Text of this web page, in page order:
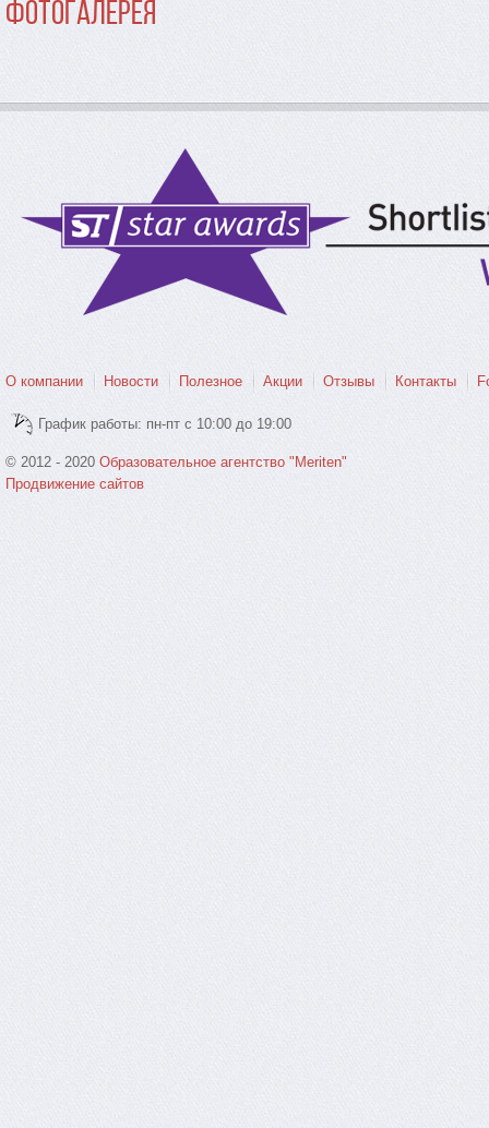
Фотогалерея
О компании Новости Полезное Акции Отзывы Контакты
График работы: пн-пт с 10:00 до 19:00
© 2012 - 2020 Образовательное агентство "Meriten"
Продвижение сайтов